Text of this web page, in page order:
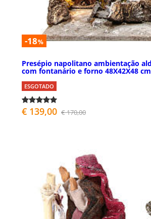
-18%
Presépio napolitano ambientação
com fontanário e forno 48X42X48 cm
ESGOTADO
€ 139,00 € 170,00